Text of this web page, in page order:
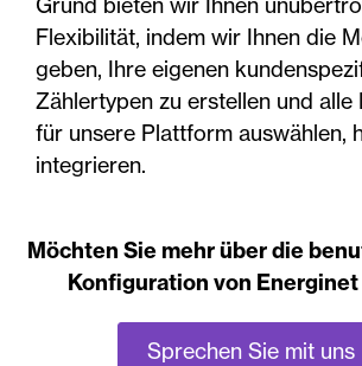
Flexibilität, indem wir Ihnen die
geben, Ihre eigenen
Zählertypen zu erstellen und alle
für unsere Plattform auswählen,
integrieren.
Möchten Sie mehr über die
Konfiguration von
Sprechen Sie mit uns